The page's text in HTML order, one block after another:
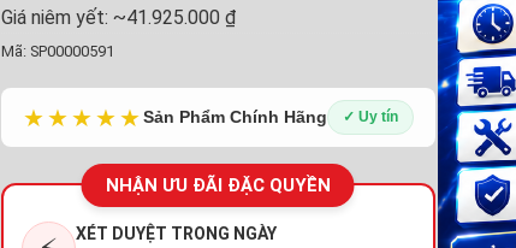
Giá niêm yết: ~41.925.000 ₫
Mã: SP00000591
★★★★★Sản Phẩm Chính Hãng ✓ Uy tín
NHẬN ƯU ĐÃI ĐẶC QUYỀN
XÉT DUYỆT TRONG NGÀY